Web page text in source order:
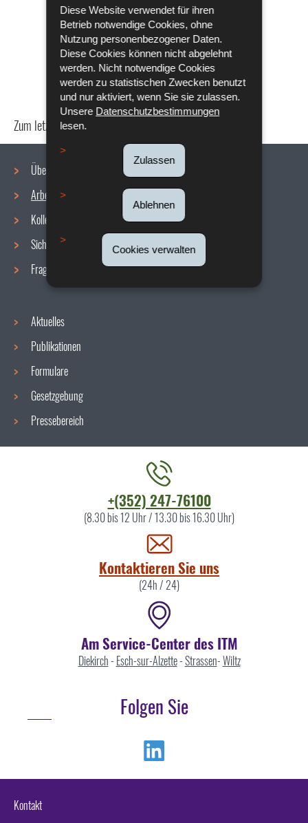
Diese Website verwendet für ihren
Betrieb notwendige Cookies, ohne
Nutzung personenbezogener Daten.
Diese Cookies können nicht abgelehnt
werden. Nicht notwendige Cookies
werden zu statistischen Zwecken benutzt
und nur aktiviert, wenn Sie sie zulassen.
Unsere Datenschutzbestimmungen
lesen.
Zulassen
Ablehnen
Cookies verwalten
Zum letzten Mal aktualisiert am
Navigationsmenü
Über uns
Arbeitsbedingungen
Kollektive Vereinbarungen
Sicherheit/Gesundheit am Arbeitsplatz
Fragen / Antworten
Aktuelles
Publikationen
Formulare
Gesetzgebung
Pressebereich
+(352) 247-76100
(8.30 bis 12 Uhr / 13.30 bis 16.30 Uhr)
Kontaktieren Sie uns
(24h / 24)
Am Service-Center des ITM
Diekirch- Esch-sur-Alzette-Strassen-Wiltz
Folgen Sie
Kontakt